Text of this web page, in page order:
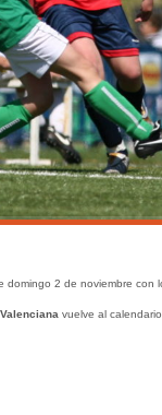
domingo 2 de noviembre con
vuelve al